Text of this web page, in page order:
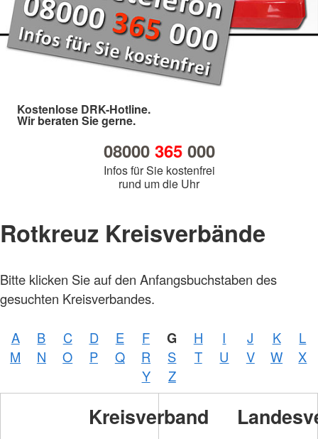
Kostenlose DRK-Hotline.
Wir beraten Sie gerne.
08000 365000
Infos für Sie kostenfrei
rund um die Uhr
Rotkreuz Kreisverbände
Bitte klicken Sie auf den Anfangsbuchstaben des
gesuchten Kreisverbandes.
A B C D E F G H I J K
L
M
N O P Q R S T U V W
X
Y
Z
Kreisverband
Foto:
DRKS